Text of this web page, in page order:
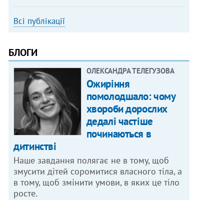
Всі публікації
БЛОГИ
ОЛЕКСАНДРА ТЕЛЕГУЗОВА
Ожиріння
помолодшало: чому
хвороби дорослих
дедалі частіше
починаються в
дитинстві
Наше завдання полягає не в тому, щоб
змусити дітей соромитися власного тіла, а
в тому, щоб змінити умови, в яких це тіло
росте.